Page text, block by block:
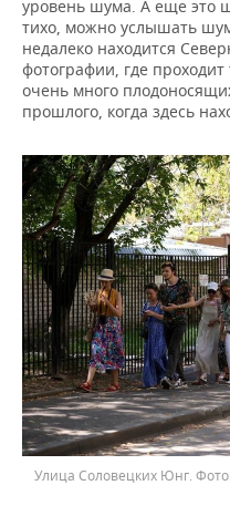
уровень шума. А еще это
тихо, можно услышать
недалеко находится
фотографии, где
очень много
прошлого, когда здесь
Улица Соловецких Юнг.